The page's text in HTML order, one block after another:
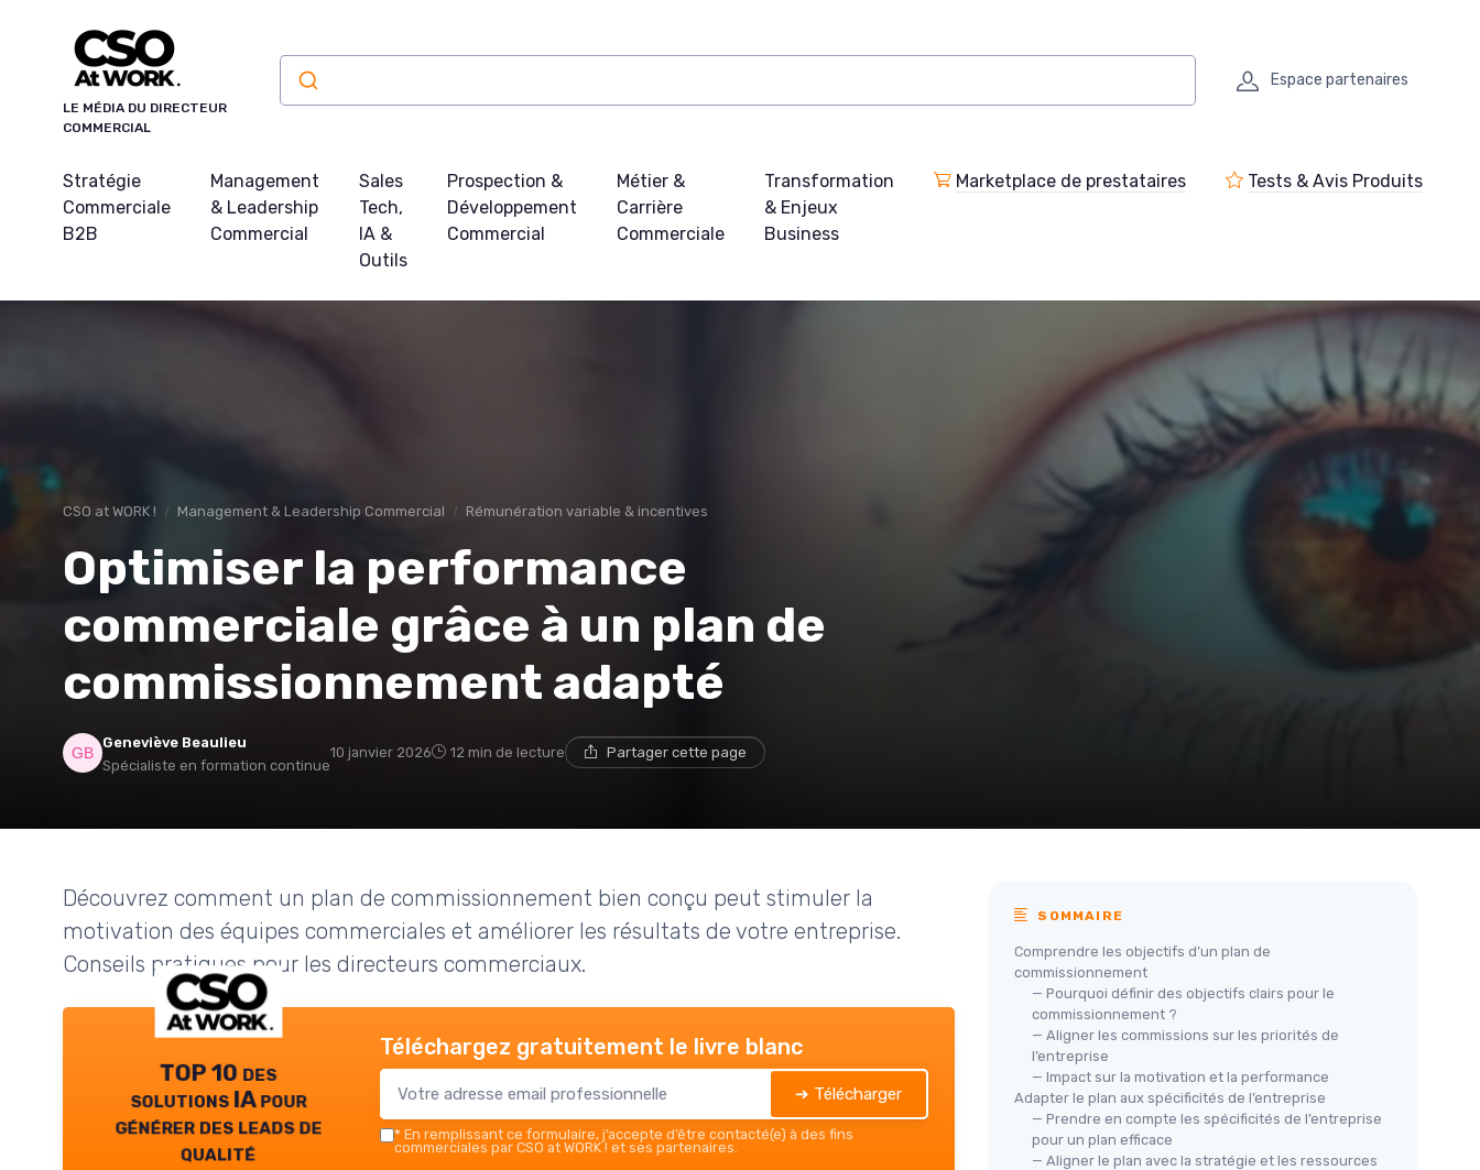
LE MÉDIA DU DIRECTEUR
COMMERCIAL
Espace partenaires
Stratégie
Commerciale
B2B
Management
& Leadership
Commercial
Sales
Tech,
IA &
Outils
Prospection &
Développement
Commercial
Métier &
Carrière
Commerciale
Transformation
& Enjeux
Business
Marketplace de prestataires Tests & Avis Produits
CSO at WORK ! Management & Leadership Commercial Rémunération variable & incentives
Optimiser la performance
commerciale grâce à un plan de
commissionnement adapté
Geneviève Beaulieu
Spécialiste en formation continue
10 janvier 2026 12 min de lecture Partager cette page
Découvrez comment un plan de commissionnement bien conçu peut stimuler la
motivation des équipes commerciales et améliorer les résultats de votre entreprise.
Conseils pratiques pour les directeurs commerciaux.
TOP 10 des
solutions IA pour
générer des leads de
qualité
Téléchargez gratuitement le livre blanc
➔ Télécharger
* En remplissant ce formulaire, j’accepte d’être contacté(e) à des fins
commerciales par CSO at WORK ! et ses partenaires.
SOMMAIRE
Comprendre les objectifs d’un plan de
commissionnement
— Pourquoi définir des objectifs clairs pour le
commissionnement ?
— Aligner les commissions sur les priorités de
l’entreprise
— Impact sur la motivation et la performance
Adapter le plan aux spécificités de l’entreprise
— Prendre en compte les spécificités de l’entreprise
pour un plan efficace
— Aligner le plan avec la stratégie et les ressources